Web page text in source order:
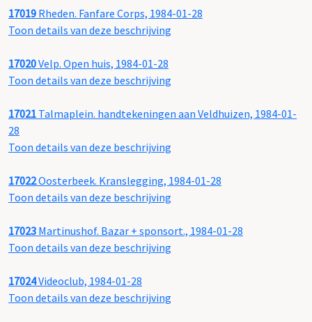
17019 Rheden. Fanfare Corps, 1984-01-28
Toon details van deze beschrijving
17020Velp. Open huis, 1984-01-28
Toon details van deze beschrijving
17021 Talmaplein. handtekeningen aan Veldhuizen, 1984-01-
28
Toon details van deze beschrijving
17022Oosterbeek. Kranslegging, 1984-01-28
Toon details van deze beschrijving
17023 Martinushof. Bazar + sponsort., 1984-01-28
Toon details van deze beschrijving
17024Videoclub, 1984-01-28
Toon details van deze beschrijving